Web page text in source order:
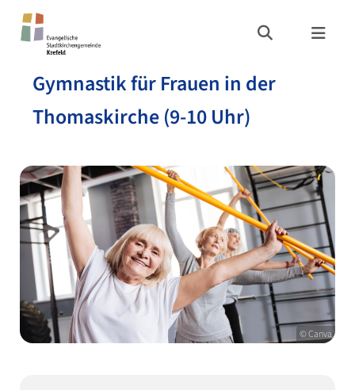
Gymnastik für Frauen in der
Thomaskirche (9-10 Uhr)
© Canva